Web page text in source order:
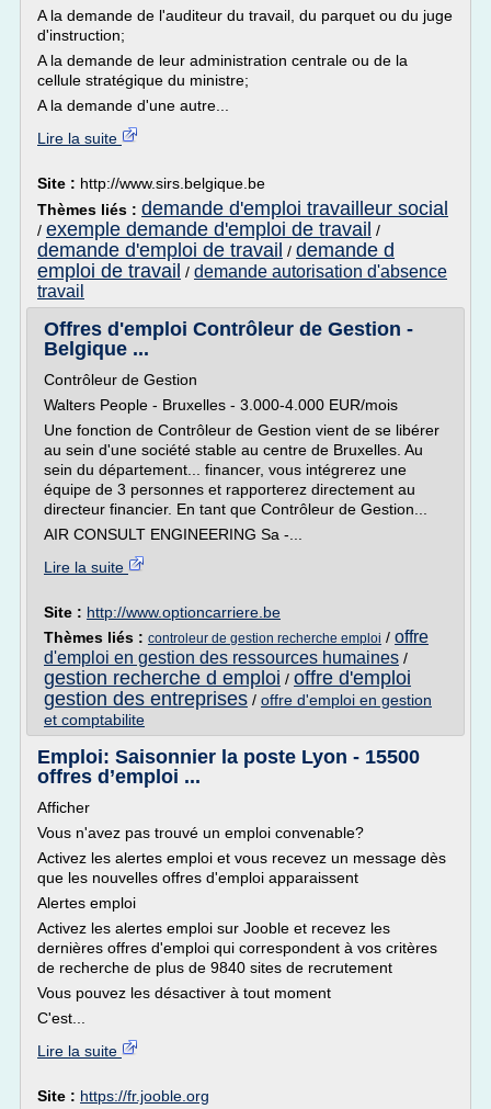
A la demande de l'auditeur du travail, du parquet ou du juge
d'instruction;
A la demande de leur administration centrale ou de la
cellule stratégique du ministre;
A la demande d'une autre...
Lire la suite
Site : http://www.sirs.belgique.be
Thèmes liés : demande d'emploi travailleur social
/ exemple demande d'emploi de travail /
demande d'emploi de travail / demande d
emploi de travail / demande autorisation d'absence
travail
Offres d'emploi Contrôleur de Gestion -
Belgique ...
Contrôleur de Gestion
Walters People - Bruxelles - 3.000-4.000 EUR/mois
Une fonction de Contrôleur de Gestion vient de se libérer
au sein d'une société stable au centre de Bruxelles. Au
sein du département... financer, vous intégrerez une
équipe de 3 personnes et rapporterez directement au
directeur financier. En tant que Contrôleur de Gestion...
AIR CONSULT ENGINEERING Sa -...
Lire la suite
Site : http://www.optioncarriere.be
Thèmes liés : controleur de gestion recherche emploi / offre
d'emploi en gestion des ressources humaines /
gestion recherche d emploi / offre d'emploi
gestion des entreprises / offre d'emploi en gestion
et comptabilite
Emploi: Saisonnier la poste Lyon - 15500
offres d’emploi ...
Afficher
Vous n'avez pas trouvé un emploi convenable?
Activez les alertes emploi et vous recevez un message dès
que les nouvelles offres d'emploi apparaissent
Alertes emploi
Activez les alertes emploi sur Jooble et recevez les
dernières offres d'emploi qui correspondent à vos critères
de recherche de plus de 9840 sites de recrutement
Vous pouvez les désactiver à tout moment
C'est...
Lire la suite
Site : https://fr.jooble.org